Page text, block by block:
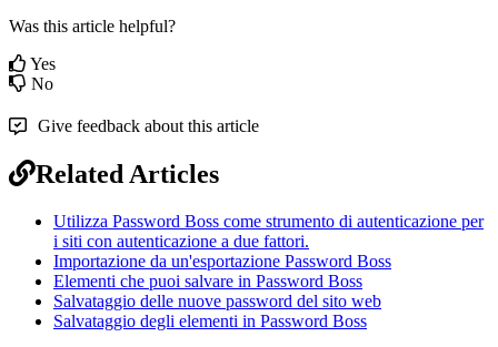
Was this article helpful?
Yes
No
Give feedback about this article
Related Articles
Utilizza Password Boss come strumento di autenticazione per
i siti con autenticazione a due fattori.
Importazione da un'esportazione Password Boss
Elementi che puoi salvare in Password Boss
Salvataggio delle nuove password del sito web
Salvataggio degli elementi in Password Boss